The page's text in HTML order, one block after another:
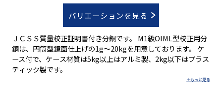
バリエーションを見る
ＪＣＳＳ質量校正証明書付き分銅です。 M1級OIML型校正用分
銅は、円筒型鏡面仕上げの1g～20kgを用意しております。 ケ
ース付で、ケース材質は5kg以上はアルミ製、2kg以下はプラス
ティック製です。